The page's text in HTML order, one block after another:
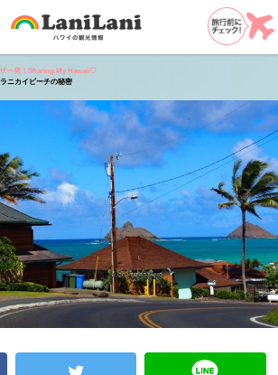
ー発！Sharing My Hawaii♡
ニカイビーチの秘密